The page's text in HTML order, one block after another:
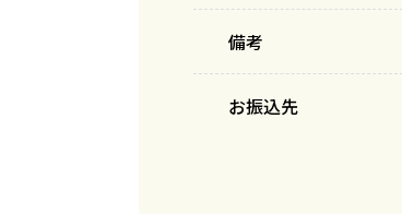
備考
お振込先